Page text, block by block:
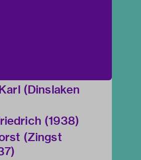
(Dinslaken
(1938)
(Zingst